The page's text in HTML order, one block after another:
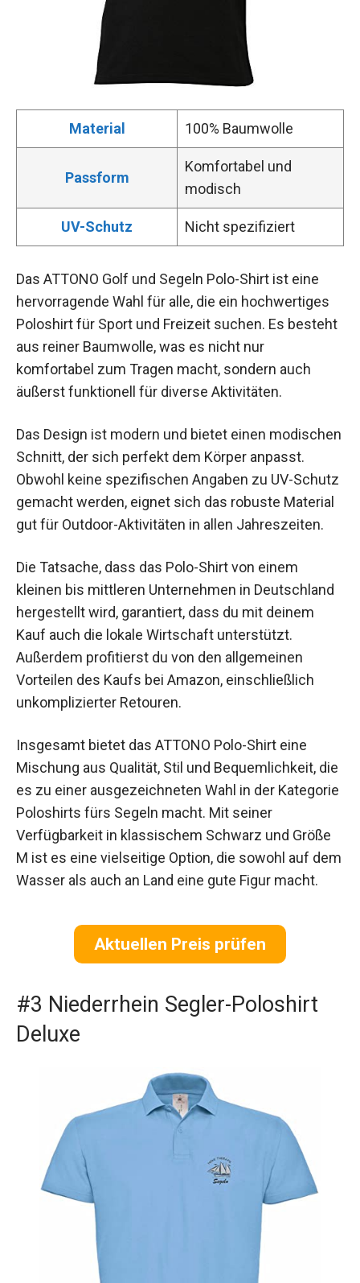
Material 100% Baumwolle
Passform
Komfortabel und
modisch
UV-Schutz Nicht spezifiziert
Das ATTONO Golf und Segeln Polo-Shirt ist eine
hervorragende Wahl für alle, die ein hochwertiges
Poloshirt für Sport und Freizeit suchen. Es besteht
aus reiner Baumwolle, was es nicht nur
komfortabel zum Tragen macht, sondern auch
äußerst funktionell für diverse Aktivitäten.
Das Design ist modern und bietet einen modischen
Schnitt, der sich perfekt dem Körper anpasst.
Obwohl keine spezifischen Angaben zu UV-Schutz
gemacht werden, eignet sich das robuste Material
gut für Outdoor-Aktivitäten in allen Jahreszeiten.
Die Tatsache, dass das Polo-Shirt von einem
kleinen bis mittleren Unternehmen in Deutschland
hergestellt wird, garantiert, dass du mit deinem
Kauf auch die lokale Wirtschaft unterstützt.
Außerdem profitierst du von den allgemeinen
Vorteilen des Kaufs bei Amazon, einschließlich
unkomplizierter Retouren.
Insgesamt bietet das ATTONO Polo-Shirt eine
Mischung aus Qualität, Stil und Bequemlichkeit, die
es zu einer ausgezeichneten Wahl in der Kategorie
Poloshirts fürs Segeln macht. Mit seiner
Verfügbarkeit in klassischem Schwarz und Größe
M ist es eine vielseitige Option, die sowohl auf dem
Wasser als auch an Land eine gute Figur macht.
Aktuellen Preis prüfen
#3 Niederrhein Segler-Poloshirt
Deluxe